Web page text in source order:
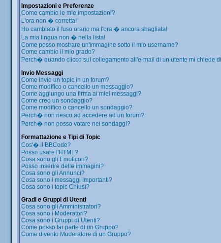
Impostazioni e Preferenze
Come cambio le mie impostazioni?
L'ora non � corretta!
Ho cambiato il fuso orario ma l'ora � ancora sbagliata!
La mia lingua non � nella lista!
Come posso mostrare un'immagine sotto il mio username?
Come cambio il mio grado?
Perch� quando clicco sul collegamento all'e-mail di un utente mi chiede
Invio Messaggi
Come invio un topic in un forum?
Come modifico o cancello un messaggio?
Come aggiungo una firma ai miei messaggi?
Come creo un sondaggio?
Come modifico o cancello un sondaggio?
Perch� non riesco ad accedere ad un forum?
Perch� non posso votare nei sondaggi?
Formattazione e Tipi di Topic
Cos'� il BBCode?
Posso usare l'HTML?
Cosa sono gli Emoticon?
Posso inserire delle immagini?
Cosa sono gli Annunci?
Cosa sono i messaggi Importanti?
Cosa sono i topic Chiusi?
Gradi e Gruppi di Utenti
Cosa sono gli Amministratori?
Cosa sono i Moderatori?
Cosa sono i Gruppi di Utenti?
Come posso far parte di un Gruppo?
Come divento Moderatore di un Gruppo?